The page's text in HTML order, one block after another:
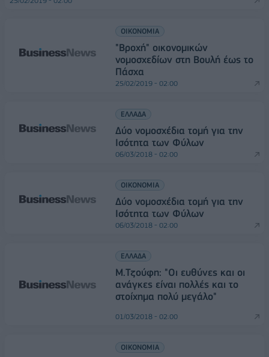
ΟΙΚΟΝΟΜΙΑ
"Βροχή" οικονομικών
νομοσχεδίων στη Βουλή έως το
Πάσχα
25/02/2019 - 02:00
ΕΛΛΑΔΑ
Δύο νομοσχέδια τομή για την
Ισότητα των Φύλων
06/03/2018 - 02:00
ΟΙΚΟΝΟΜΙΑ
Δύο νομοσχέδια τομή για την
Ισότητα των Φύλων
06/03/2018 - 02:00
ΕΛΛΑΔΑ
Μ.Τζούφη: "Οι ευθύνες και οι
ανάγκες είναι πολλές και το
στοίχημα πολύ μεγάλο"
01/03/2018 - 02:00
ΟΙΚΟΝΟΜΙΑ